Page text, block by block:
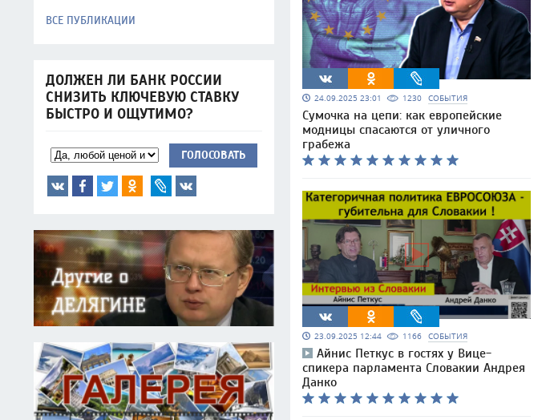
ВСЕ ПУБЛИКАЦИИ
ДОЛЖЕН ЛИ БАНК РОССИИ
СНИЗИТЬ КЛЮЧЕВУЮ СТАВКУ
БЫСТРО И ОЩУТИМО?
ГОЛОСОВАТЬ
24.09.2025 23:01 1230 СОБЫТИЯ
Сумочка на цепи: как европейские
модницы спасаются от уличного
грабежа
23.09.2025 12:44 1166 СОБЫТИЯ
Айнис Петкус в гостях у Вице-
спикера парламента Словакии Андрея
Данко